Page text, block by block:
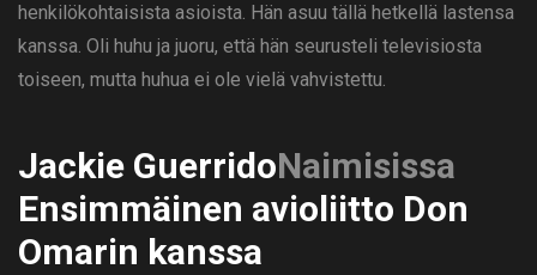
henkilökohtaisista asioista. Hän asuu tällä hetkellä lastensa
kanssa. Oli huhu ja juoru, että hän seurusteli televisiosta
toiseen, mutta huhua ei ole vielä vahvistettu.
Jackie GuerridoNaimisissa
Ensimmäinen avioliitto Don
Omarin kanssa